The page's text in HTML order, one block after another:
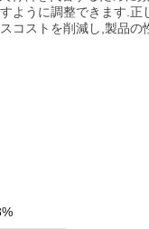
ように調整できます.正
コストを削減し,製品の